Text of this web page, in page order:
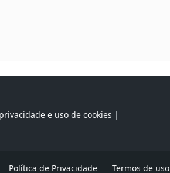
e uso de cookies |
Política de Privacidade Termos de uso